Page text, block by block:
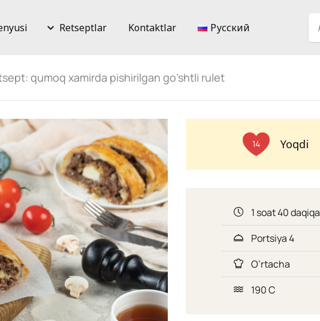
Retseptlar Kontaktlar Русский
qumoq xamirda pishirilgan go’shtli rulet
14 Yoqdi
1 soat 40 daqiqa
Portsiya 4
O’rtacha
190 C